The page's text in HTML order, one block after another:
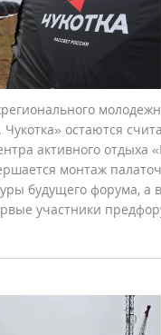
Чукотка» остаются
активного отдыха
монтаж
будущего форума, а
участники